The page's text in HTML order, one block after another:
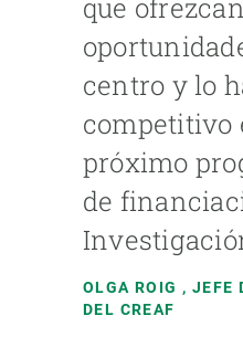
que
centro y lo
competitivo
próximo
de
OLGA ROIG , JEFE
DEL CREAF